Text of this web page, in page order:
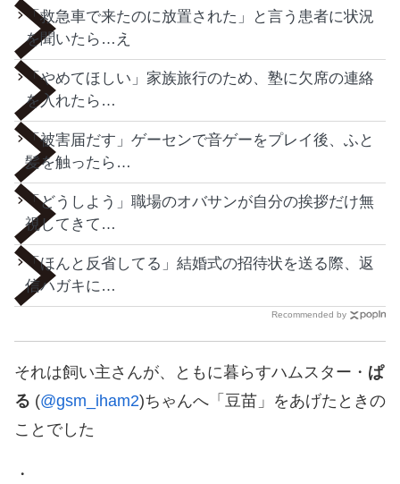
「救急車で来たのに放置された」と言う患者に状況
を聞いたら…え
「やめてほしい」家族旅行のため、塾に欠席の連絡
を入れたら…
「被害届だす」ゲーセンで音ゲーをプレイ後、ふと
髪を触ったら…
「どうしよう」職場のオバサンが自分の挨拶だけ無
視してきて…
「ほんと反省してる」結婚式の招待状を送る際、返
信ハガキに…
Recommended by
それは飼い主さんが、ともに暮らすハムスター・ ぱ
る (@gsm_iham2)ちゃんへ「豆苗」をあげたときの
ことでした
・